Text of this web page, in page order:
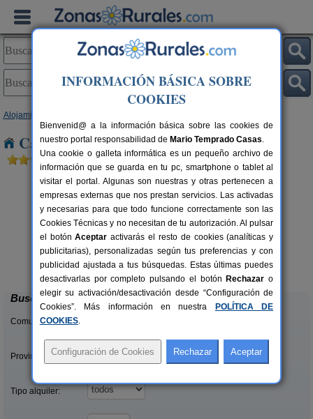
Alojamientos
Casas Rurales cerca de Los Cuartos
6-16+1 pers.
desde38 €
Casa Rural El Rincón de Gredos
Navaluenga (Ávila)
Buscar
Comunidades:
Provincias/Islas:
Tipo alquiler:
INFORMACIÓN BÁSICA SOBRE
COOKIES
Bienvenid@ a la información básica sobre las cookies de
nuestro portal responsabilidad de Mario Temprado Casas.
Una cookie o galleta informática es un pequeño archivo de
información que se guarda en tu pc, smartphone o tablet al
visitar el portal. Algunas son nuestras y otras pertenecen a
empresas externas que nos prestan servicios. Las activadas
y necesarias para que todo funcione correctamente son las
Cookies Técnicas y no necesitan de tu autorización. Al pulsar
el botónAceptar activarás el resto de cookies (analíticas y
publicitarias), personalizadas según tus preferencias y con
publicidad ajustada a tus búsquedas. Estas últimas puedes
desactivarlas por completo pulsando el botón Rechazar o
elegir su activación/desactivación desde “Configuración de
Cookies”. Más información en nuestra
POLÍTICA DE
COOKIES.